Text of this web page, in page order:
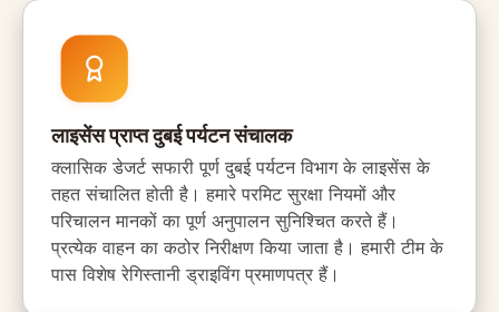
लाइसेंस प्राप्त दुबई पर्यटन संचालक
क्लासिक डेजर्ट सफारी पूर्ण दुबई पर्यटन विभाग के लाइसेंस के
तहत संचालित होती है। हमारे परमिट सुरक्षा नियमों और
परिचालन मानकों का पूर्ण अनुपालन सुनिश्चित करते हैं।
प्रत्येक वाहन का कठोर निरीक्षण किया जाता है। हमारी टीम के
पास विशेष रेगिस्तानी ड्राइविंग प्रमाणपत्र हैं।